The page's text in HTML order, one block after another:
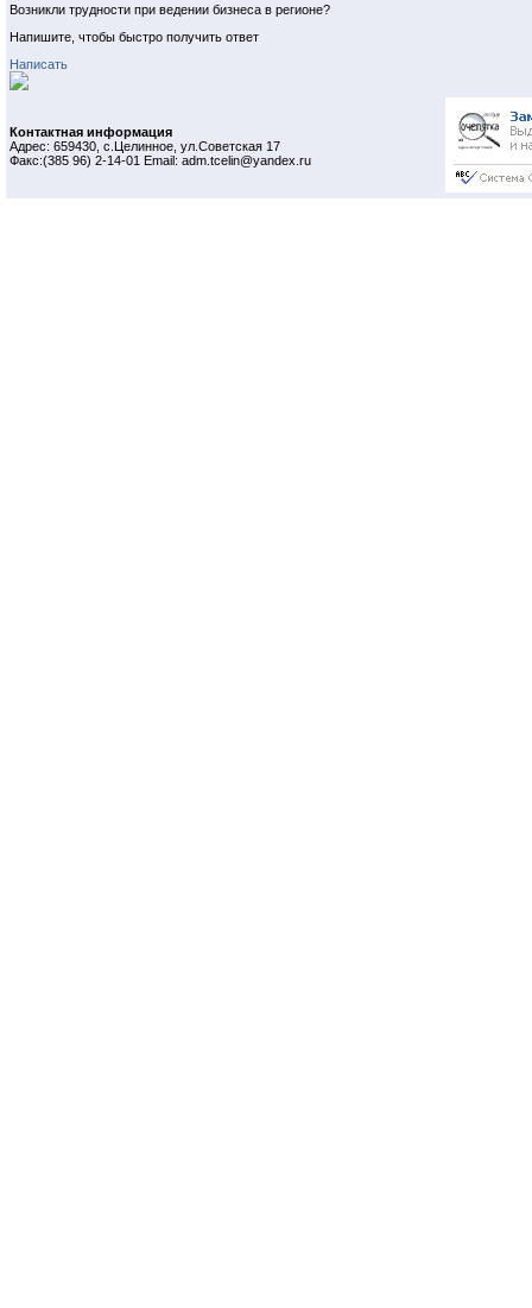
Возникли трудности при ведении бизнеса в регионе?
Напишите, чтобы быстро получить ответ
Написать
Контактная информация
Адрес: 659430, с.Целинное, ул.Советская 17
Факс:(385 96) 2-14-01 Email: adm.tcelin@yandex.ru